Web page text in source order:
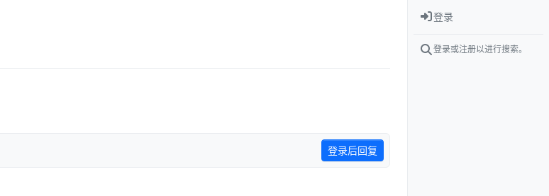
登录后回复
登录
登录或注册以进行搜索。